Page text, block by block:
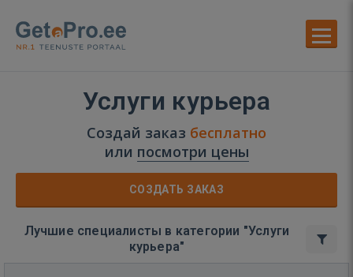
Услуги курьера
Создай заказ бесплатно
или посмотри цены
СОЗДАТЬ ЗАКАЗ
Лучшие специалисты в категории "Услуги
курьера"